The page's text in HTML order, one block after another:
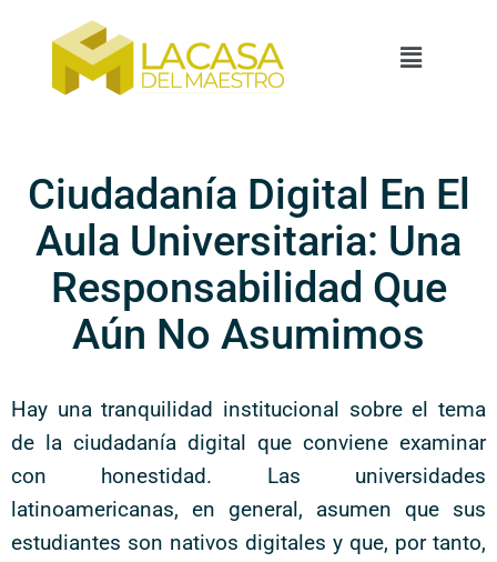
Ciudadanía Digital En El
Aula Universitaria: Una
Responsabilidad Que
Aún No Asumimos
Hay una tranquilidad institucional sobre el tema
de la ciudadanía digital que conviene examinar
con honestidad. Las universidades
latinoamericanas, en general, asumen que sus
estudiantes son nativos digitales y que, por tanto,